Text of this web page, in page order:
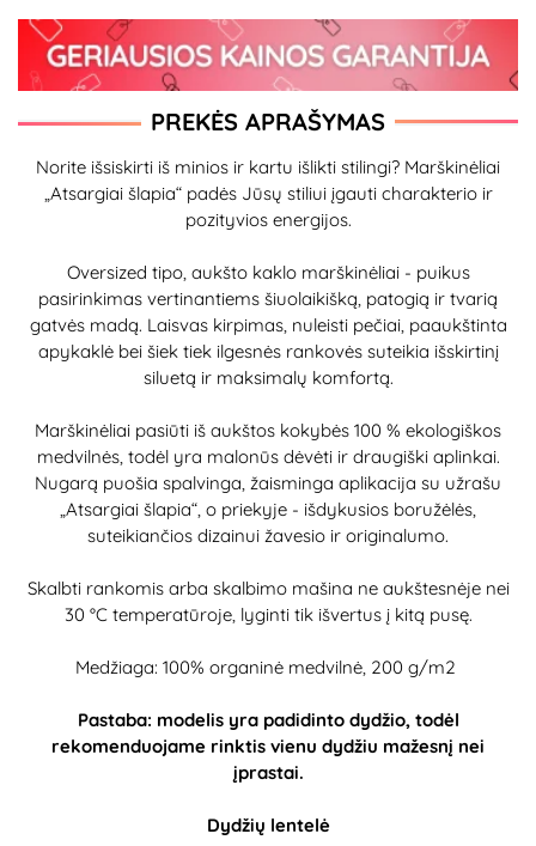
PREKĖS APRAŠYMAS
Norite išsiskirti iš minios ir kartu išlikti stilingi? Marškinėliai
„Atsargiai šlapia“ padės Jūsų stiliui įgauti charakterio ir
pozityvios energijos.
Oversized tipo, aukšto kaklo marškinėliai - puikus
pasirinkimas vertinantiems šiuolaikišką, patogią ir tvarią
gatvės madą. Laisvas kirpimas, nuleisti pečiai, paaukštinta
apykaklė bei šiek tiek ilgesnės rankovės suteikia išskirtinį
siluetą ir maksimalų komfortą.
Marškinėliai pasiūti iš aukštos kokybės 100 % ekologiškos
medvilnės, todėl yra malonūs dėvėti ir draugiški aplinkai.
Nugarą puošia spalvinga, žaisminga aplikacija su užrašu
„Atsargiai šlapia“, o priekyje - išdykusios boružėlės,
suteikiančios dizainui žavesio ir originalumo.
Skalbti rankomis arba skalbimo mašina ne aukštesnėje nei
30 °C temperatūroje, lyginti tik išvertus į kitą pusę.
Medžiaga: 100% organinė medvilnė, 200 g/m2
Pastaba: modelis yra padidinto dydžio, todėl
rekomenduojame rinktis vienu dydžiu mažesnį nei
įprastai.
Dydžių lentelė